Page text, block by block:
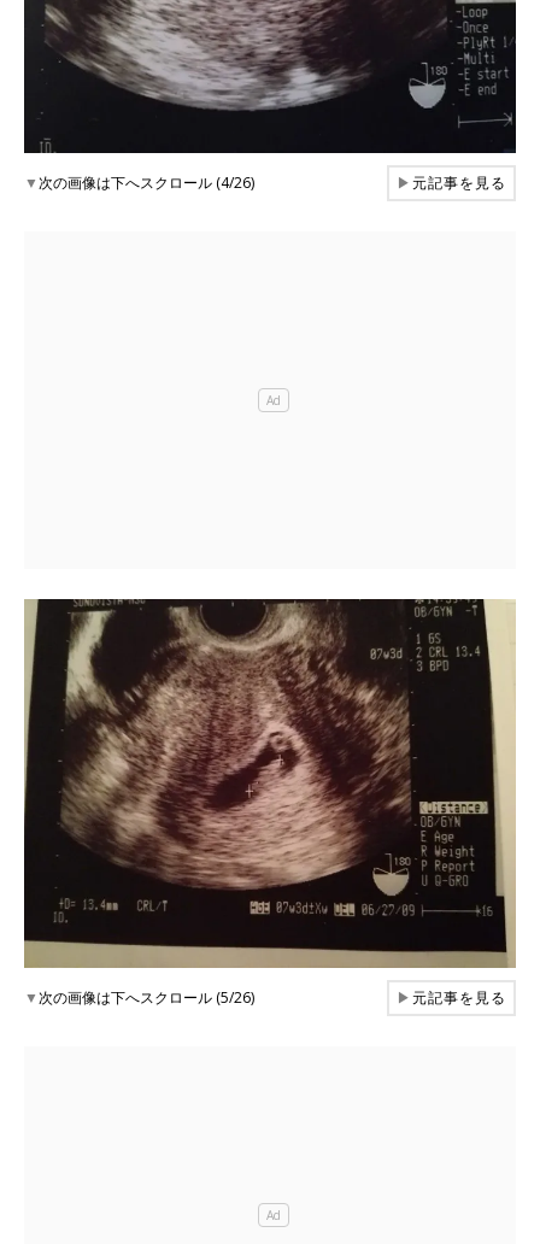
▼次の画像は下へスクロール (4/26) ▶元記事を見る
▼次の画像は下へスクロール (5/26) ▶元記事を見る